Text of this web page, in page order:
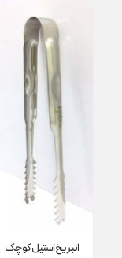
انبر یخ استیل کوچک